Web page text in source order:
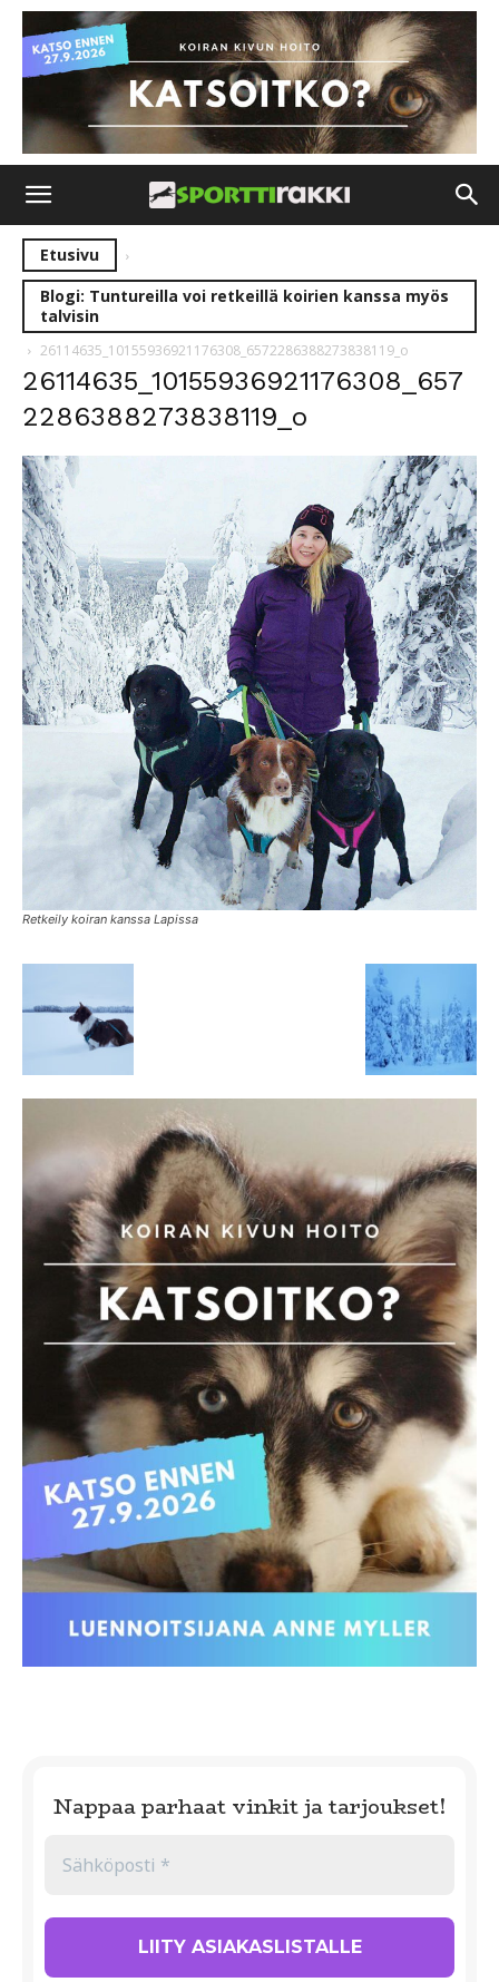
Etusivu
Blogi: Tuntureilla voi retkeillä koirien kanssa myös
talvisin
26114635_10155936921176308_6572286388273838119_o
26114635_10155936921176308_657
2286388273838119_o
Retkeily koiran kanssa Lapissa
Nappaa parhaat vinkit ja tarjoukset!